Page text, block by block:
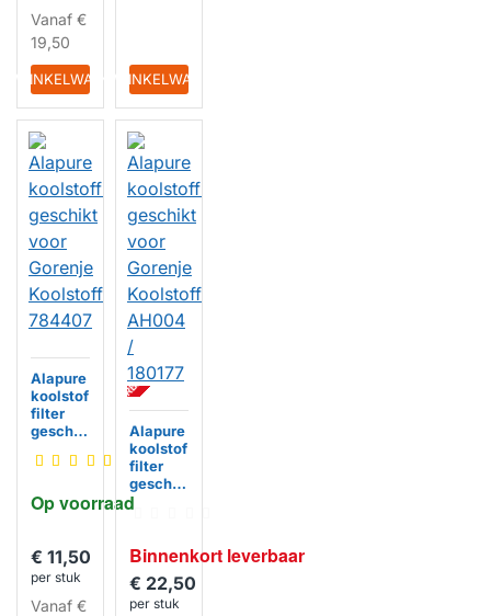
Vanaf €
19,50
WINKELWAGENIN WINKELWAGEN
Op voorraad
Alapure
koolstof
filter
geschik
Gorenje
filter
784407
€ 11,50
per stuk
Vanaf €
BI
N
N
E
N
K
O
R
T
L
E
V
E
R
B
A
A
R
Binnenkort leverbaar
Alapure
koolstof
filter
geschik
t voor
filter
/ 180177
€ 22,50
per stuk